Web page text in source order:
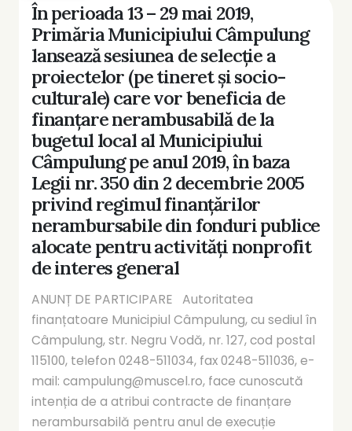
În perioada 13 – 29 mai 2019,
Primăria Municipiului Câmpulung
lansează sesiunea de selecție a
proiectelor (pe tineret și socio-
culturale) care vor beneficia de
finanțare nerambusabilă de la
bugetul local al Municipiului
Câmpulung pe anul 2019, în baza
Legii nr. 350 din 2 decembrie 2005
privind regimul finanțărilor
nerambursabile din fonduri publice
alocate pentru activități nonprofit
de interes general
ANUNȚ DE PARTICIPARE Autoritatea
finanțatoare Municipiul Câmpulung, cu sediul în
Câmpulung, str. Negru Vodă, nr. 127, cod postal
115100, telefon 0248-511034, fax 0248-511036, e-
mail: campulung@muscel.ro, face cunoscută
intenția de a atribui contracte de finanțare
nerambursabilă pentru anul de execuție